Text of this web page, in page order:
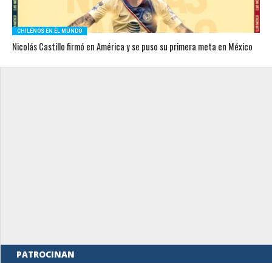
CHILENOS EN EL MUNDO
Nicolás Castillo firmó en América y se puso su primera meta en México
PATROCINAN